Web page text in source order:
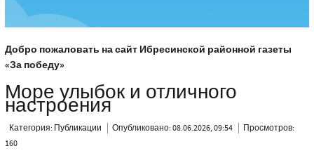
Добро пожаловать на сайт Ибресинской районной газеты
«За победу»
Море улыбок и отличного
настроения
Категория: Публикации Опубликовано: 08.06.2026, 09:54
Просмотров:
160